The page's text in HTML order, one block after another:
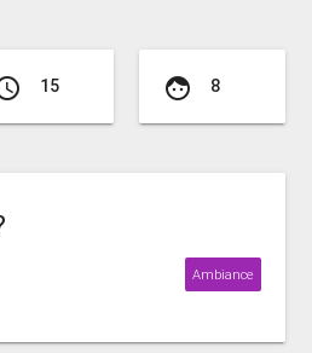
15 face 8
Ambiance